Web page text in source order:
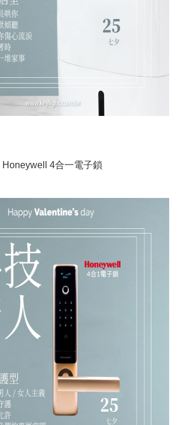
4合一電子鎖